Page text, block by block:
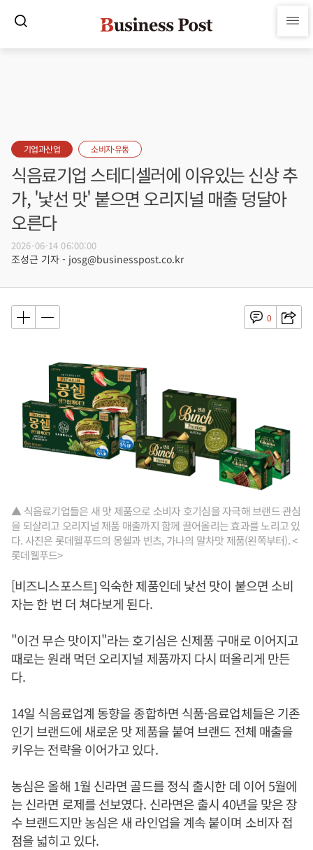
기업과산업 소비자·유통
식음료기업 스테디셀러에 이유있는 신상 추
가, '낯선 맛' 붙으면 오리지널 매출 덩달아
오른다
2026-06-14 06:00:00
조성근 기자 - josg@businesspost.co.kr
0
▲ 식음료기업들은 새 맛 제품으로 소비자 호기심을 자극해 브랜드 관심
을 되살리고 오리지널 제품 매출까지 함께 끌어올리는 효과를 노리고 있
다. 사진은 롯데웰푸드의 몽쉘과 빈츠, 가나의 말차맛 제품(왼쪽부터). <
롯데웰푸드>
[비즈니스포스트] 익숙한 제품인데 낯선 맛이 붙으면 소비
자는 한 번 더 쳐다보게 된다.
"이건 무슨 맛이지"라는 호기심은 신제품 구매로 이어지고
때로는 원래 먹던 오리지널 제품까지 다시 떠올리게 만든
다.
14일 식음료업계 동향을 종합하면 식품·음료업체들은 기존
인기 브랜드에 새로운 맛 제품을 붙여 브랜드 전체 매출을
키우는 전략을 이어가고 있다.
농심은 올해 1월 신라면 골드를 정식 출시한 데 이어 5월에
는 신라면 로제를 선보였다. 신라면은 출시 40년을 맞은 장
수 브랜드지만 농심은 새 라인업을 계속 붙이며 소비자 접
점을 넓히고 있다.